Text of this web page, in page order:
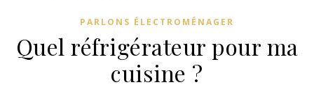
PARLONS ÉLECTROMÉNAGER
Quel réfrigérateur pour ma
cuisine ?